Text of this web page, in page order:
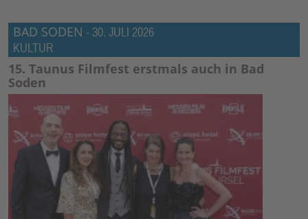
BAD SODEN - 30. JULI 2026
KULTUR
15. Taunus Filmfest erstmals auch in Bad
Soden